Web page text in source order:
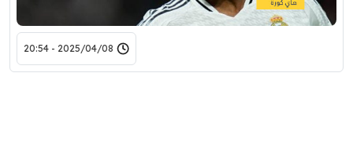
2025/04/08 - 20:54